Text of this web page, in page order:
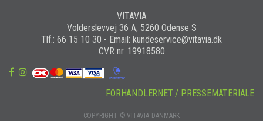
VITAVIA
Volderslevvej 36 A, 5260 Odense S
Tlf.: 66 15 10 30 - Email: kundeservice@vitavia.dk
CVR nr. 19918580
COPYRIGHT © VITAVIA DANMARK
FORHANDLERNET / PRESSEMATERIALE